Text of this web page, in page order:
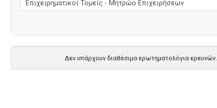
Δεν υπάρχουν διαθέσιμα ερωτηματολόγια ερευνών.